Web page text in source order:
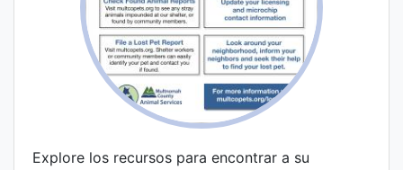
Explore los recursos para encontrar a su